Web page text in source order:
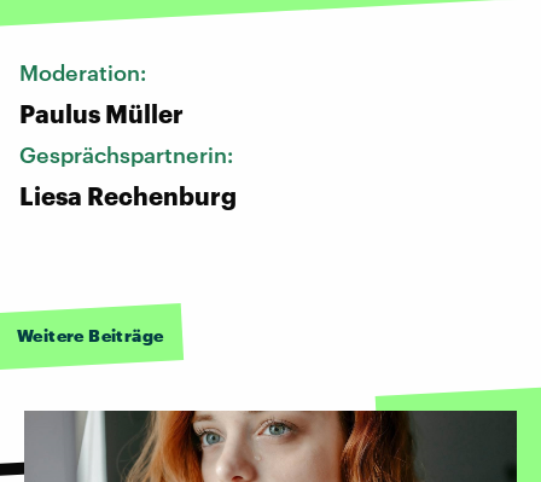
Moderation:
Paulus Müller
Gesprächspartnerin:
Liesa Rechenburg
Weitere Beiträge